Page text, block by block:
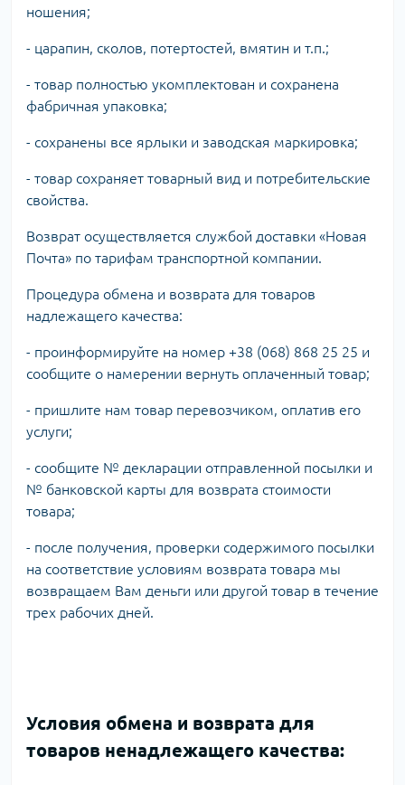
ношения;
- царапин, сколов, потертостей, вмятин и т.п.;
- товар полностью укомплектован и сохранена
фабричная упаковка;
- сохранены все ярлыки и заводская маркировка;
- товар сохраняет товарный вид и потребительские
свойства.
Возврат осуществляется службой доставки «Новая
Почта» по тарифам транспортной компании.
Процедура обмена и возврата для товаров
надлежащего качества:
- проинформируйте на номер +38 (068) 868 25 25 и
сообщите о намерении вернуть оплаченный товар;
- пришлите нам товар перевозчиком, оплатив его
услуги;
- сообщите № декларации отправленной посылки и
№ банковской карты для возврата стоимости
товара;
- после получения, проверки содержимого посылки
на соответствие условиям возврата товара мы
возвращаем Вам деньги или другой товар в течение
трех рабочих дней.
Условия обмена и возврата для
товаров ненадлежащего качества: